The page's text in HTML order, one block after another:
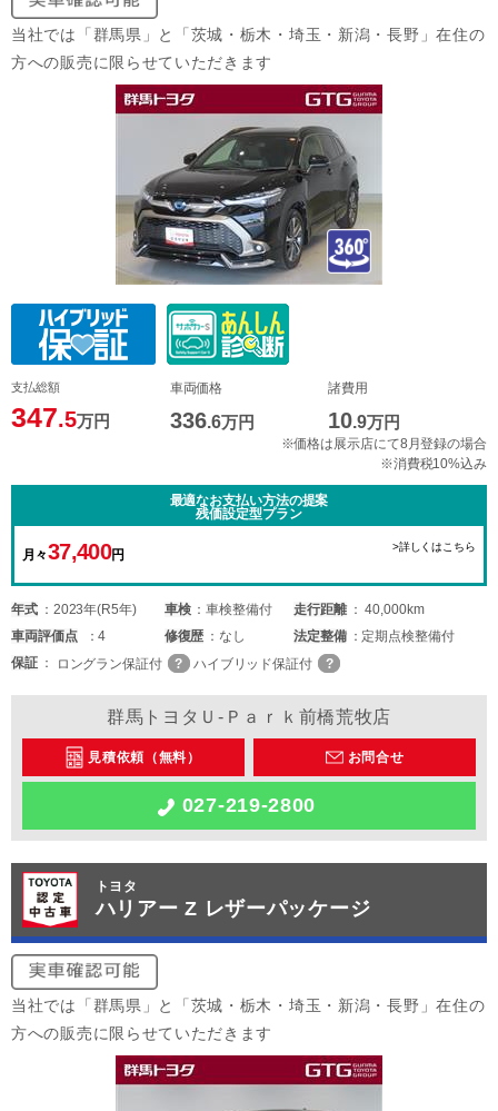
当社では「群馬県」と「茨城・栃木・埼玉・新潟・長野」在住の
方への販売に限らせていただきます
支払総額
347.5万円
車両価格
336.6万円
諸費用
10.9万円
※価格は展示店にて8月登録の場合
※消費税10%込み
最適なお支払い方法の提案
残価設定型プラン
月々37,400円
>詳しくはこちら
年式 2023年(R5年) 車検 車検整備付 走行距離
40,000km
車両評価点 4 修復歴 なし 法定整備
定期点検整備付
保証
ロングラン保証付 ハイブリッド保証付
群馬トヨタＵ-Ｐａｒｋ前橋荒牧店
見積依頼（無料） お問合せ
027-219-2800
トヨタ
ハリアー Z レザーパッケージ
当社では「群馬県」と「茨城・栃木・埼玉・新潟・長野」在住の
方への販売に限らせていただきます